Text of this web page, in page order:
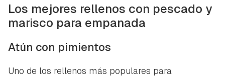
Los mejores rellenos con pescado y
marisco para empanada
Atún con pimientos
Uno de los rellenos más populares para